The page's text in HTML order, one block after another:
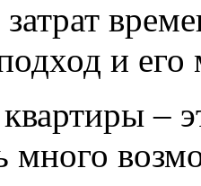
и его
–
много